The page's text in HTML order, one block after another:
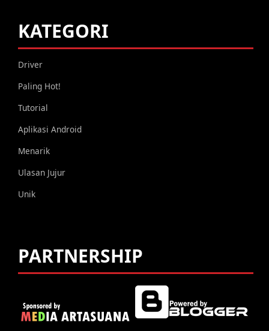
KATEGORI
Driver
Paling Hot!
Tutorial
Aplikasi Android
Menarik
Ulasan Jujur
Unik
PARTNERSHIP